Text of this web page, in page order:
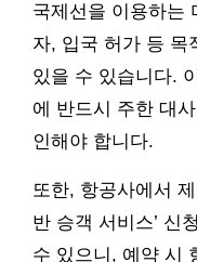
국제선을 이용하는
자, 입국 허가 등 목
있을 수 있습니다.
에 반드시 주한 대
인해야 합니다.
또한, 항공사에서 제
반 승객 서비스’ 신
수 있으니, 예약 시